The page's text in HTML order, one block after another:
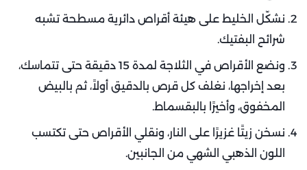
نشكّل الخليط على هيئة أقراص دائرية مسطحة تشبه
شرائح البفتيك.
ونضع الأقراص في الثلاجة لمدة 15 دقيقة حتى تتماسك،
بعد إخراجها، نغلف كل قرص بالدقيق أولاً، ثم بالبيض
المخفوق، وأخيرًا بالبقسماط.
نسخن زيتًا غزيرًا على النار، ونقلي الأقراص حتى تكتسب
اللون الذهبي الشهي من الجانبين.